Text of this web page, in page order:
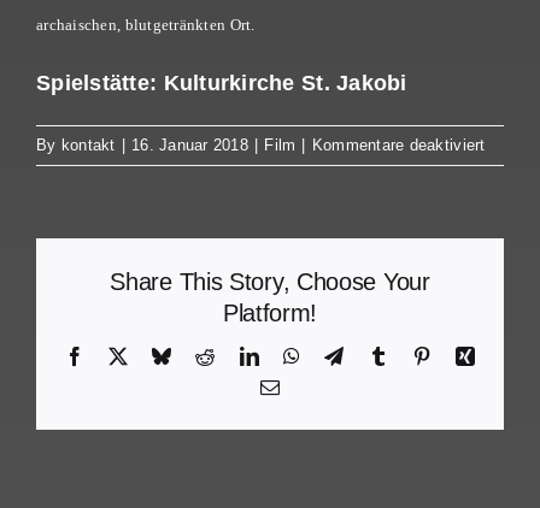
archaischen, blutgetränkten Ort.
Spielstätte: Kulturkirche St. Jakobi
By kontakt 16. Januar 2018 Film Kommentare deaktiviertfür
Körper
Share This Story, Choose Your
Platform!
Facebook BlueskyRedditLinkedInWhatsApp
TelegramTumblr PinterestXing
Email